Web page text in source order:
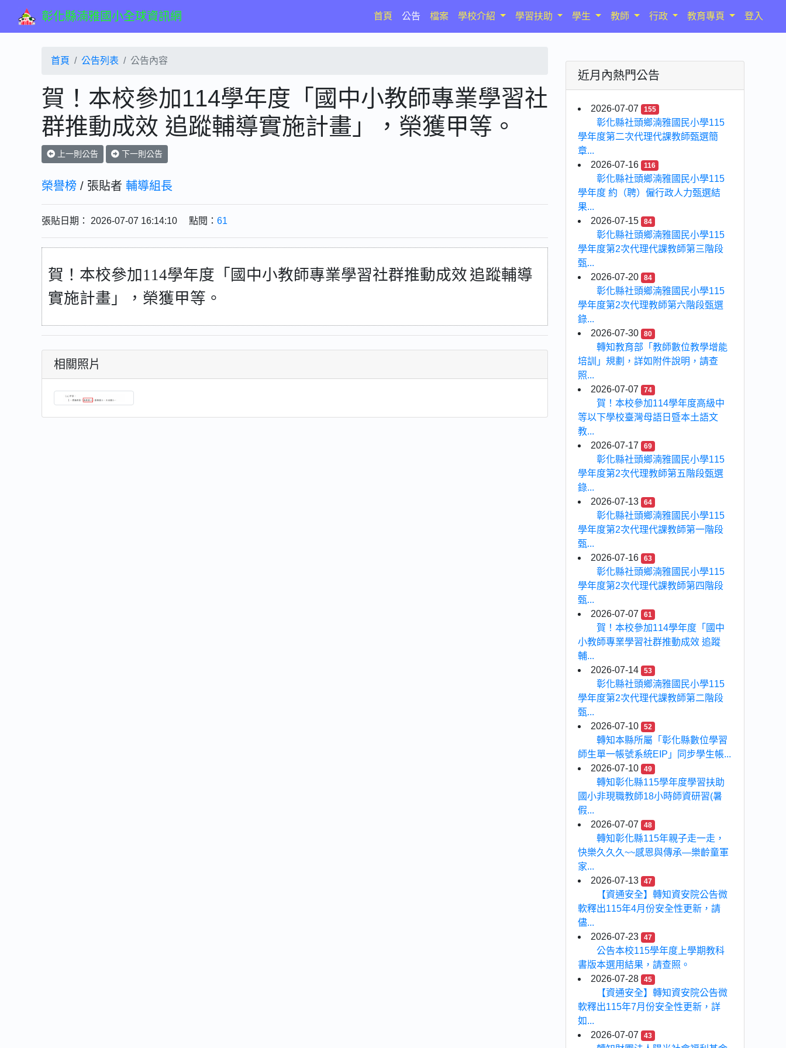
彰化縣湳雅國小全球資訊網 首頁(current)
公告 檔案 學校介紹 學習扶助 學生 教師 行政 教育專頁 登入
首頁 公告列表 公告內容
賀！本校參加114學年度「國中小教師專業學習社
群推動成效 追蹤輔導實施計畫」，榮獲甲等。
上一則公告 下一則公告
榮譽榜 / 張貼者 輔導組長
張貼日期： 2026-07-07 16:14:10 點閱： 61
賀！本校參加114學年度「國中小教師專業學習社群推動成效 追蹤輔導
實施計畫」，榮獲甲等。
相關照片
近月內熱門公告
2026-07-07 155
彰化縣社頭鄉湳雅國民小學115
學年度第二次代理代課教師甄選簡
章...
2026-07-16
116
彰化縣社頭鄉湳雅國民小學115
學年度 約（聘）僱行政人力甄選結
果...
2026-07-15
84
彰化縣社頭鄉湳雅國民小學115
學年度第2次代理代課教師第三階段
甄...
2026-07-20
84
彰化縣社頭鄉湳雅國民小學115
學年度第2次代理教師第六階段甄選
錄...
2026-07-30
80
轉知教育部「教師數位教學增能
培訓」規劃，詳如附件說明，請查
照...
2026-07-07
74
賀！本校參加114學年度高級中
等以下學校臺灣母語日暨本土語文
教...
2026-07-17
69
彰化縣社頭鄉湳雅國民小學115
學年度第2次代理教師第五階段甄選
錄...
2026-07-13
64
彰化縣社頭鄉湳雅國民小學115
學年度第2次代理代課教師第一階段
甄...
2026-07-16
63
彰化縣社頭鄉湳雅國民小學115
學年度第2次代理代課教師第四階段
甄...
2026-07-07
61
賀！本校參加114學年度「國中
小教師專業學習社群推動成效 追蹤
輔...
2026-07-14
53
彰化縣社頭鄉湳雅國民小學115
學年度第2次代理代課教師第二階段
甄...
2026-07-10
52
轉知本縣所屬「彰化縣數位學習
師生單一帳號系統EIP」同步學生帳...
2026-07-10
49
轉知彰化縣115學年度學習扶助
國小非現職教師18小時師資研習(暑
假...
2026-07-07
48
轉知彰化縣115年親子走一走，
快樂久久久~~感恩與傳承—樂齡童軍
家...
2026-07-13
47
【資通安全】轉知資安院公告微
軟釋出115年4月份安全性更新，請
儘...
2026-07-23
47
公告本校115學年度上學期教科
書版本選用結果，請查照。
2026-07-28
45
【資通安全】轉知資安院公告微
軟釋出115年7月份安全性更新，詳
如...
2026-07-07
43